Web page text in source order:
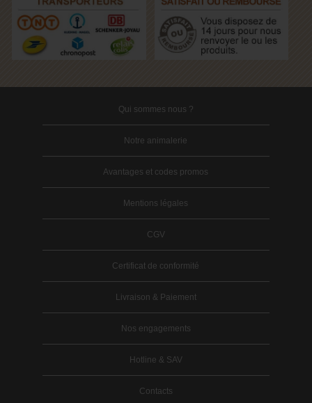
Qui sommes nous ?
Notre animalerie
Avantages et codes promos
Mentions légales
CGV
Certificat de conformité
Livraison & Paiement
Nos engagements
Hotline & SAV
Contacts